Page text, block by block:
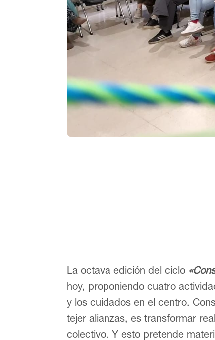
La octava edición del ciclo
hoy, proponiendo cuatro
y los cuidados en el centro.
tejer alianzas, es transformar
colectivo. Y esto pretende